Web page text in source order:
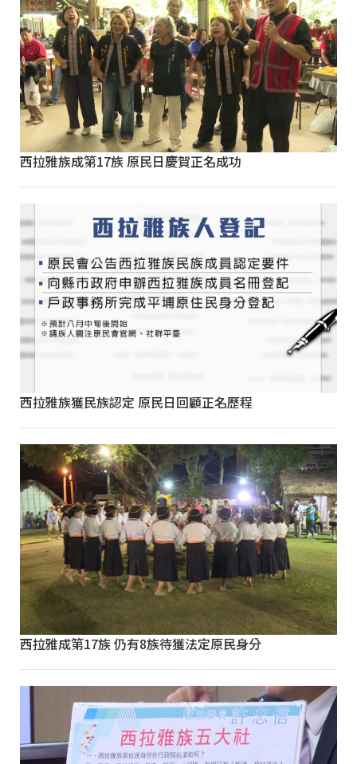
西拉雅族成第17族 原民日慶賀正名成功
西拉雅族獲民族認定 原民日回顧正名歷程
西拉雅成第17族 仍有8族待獲法定原民身分